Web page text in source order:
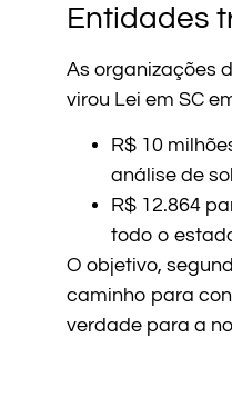
Entidades
As organizações
virou Lei em SC
R$ 10
análise de
R$ 12.864
todo o
O objetivo,
caminho para
verdade para a